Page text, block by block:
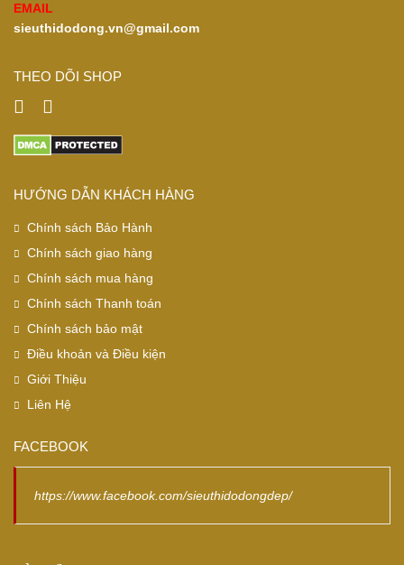
EMAIL
sieuthidodong.vn@gmail.com
THEO DÕI SHOP
HƯỚNG DẪN KHÁCH HÀNG
Chính sách Bảo Hành
Chính sách giao hàng
Chính sách mua hàng
Chính sách Thanh toán
Chính sách bảo mật
Điều khoản và Điều kiện
Giới Thiệu
Liên Hệ
FACEBOOK
https://www.facebook.com/sieuthidodongdep/